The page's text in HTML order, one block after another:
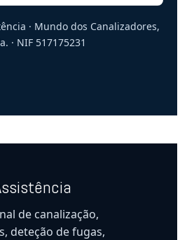
· Mundo dos Canalizadores,
· NIF 517175231
de canalização,
deteção de fugas,